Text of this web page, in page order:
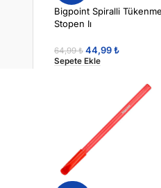
Bigpoint Spiralli
Stopen Iı
64,99₺ 44,99₺
Sepete Ekle